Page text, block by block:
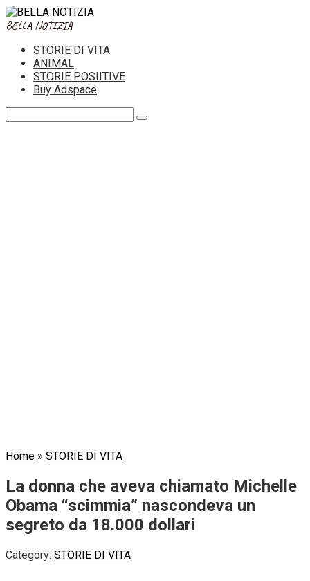
Skip
to
BELLA NOTIZIA
STORIE DI VITA
ANIMAL
STORIE POSIITIVE
Buy Adspace
Home » STORIE DI VITA
La donna che aveva chiamato Michelle
Obama “scimmia” nascondeva un
segreto da 18.000 dollari
Category: STORIE DI VITA